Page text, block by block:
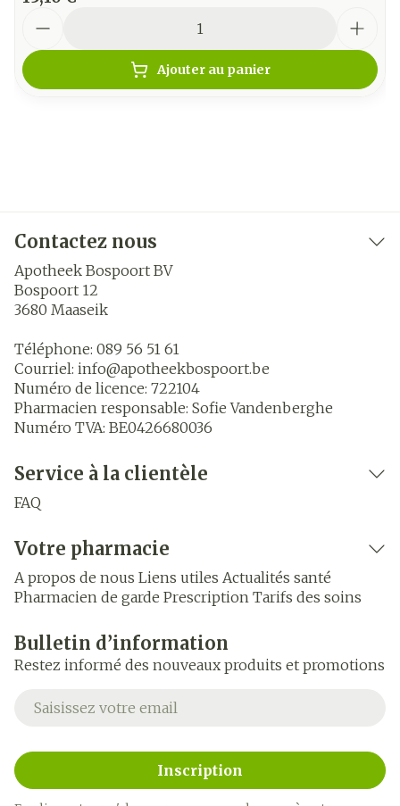
Ajouter au panier
Contactez nous
Apotheek Bospoort BV
Bospoort 12
3680 Maaseik
Téléphone: 089 56 51 61
Courriel: info@apotheekbospoort.be
Numéro de licence: 722104
Pharmacien responsable: Sofie Vandenberghe
Numéro TVA: BE0426680036
Service à la clientèle
FAQ
Votre pharmacie
A propos de nous Liens utiles Actualités santé
Pharmacien de garde Prescription Tarifs des soins
Bulletin d’information
Restez informé des nouveaux produits et promotions
Adresse mail
Inscription